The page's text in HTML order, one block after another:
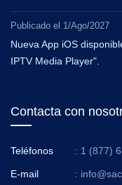
Publicado el 1/Ago/2027
Nueva App iOS
IPTV Media Player".
Contacta con
Teléfonos : 1 (877)
E-mail :